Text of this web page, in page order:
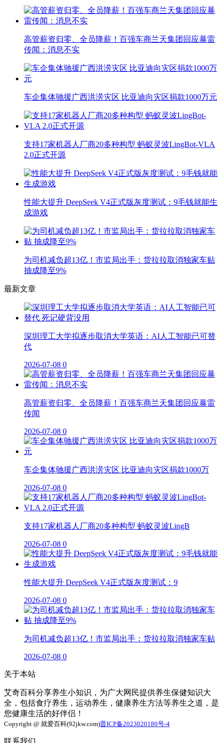
高管薪资归零、全员降薪！百强车商兰天集团回应暴雷
传闻：消息不实
车企集体驰援广西洪涝灾区 比亚迪向灾区捐款1000万元
支持17家机器人厂商20多种构型 蚂蚁灵波LingBot-VLA
2.0正式开源
性能大提升 DeepSeek V4正式版灰度测试：9毛钱就能生
成游戏
为司机减负超13亿！市监局出手：货拉拉取消独家车贴
抽成降至9%
最新文章
深圳理工大学拟逐步取消大学英语：AI人工智能已可替
代
2026-07-08 0
高管薪资归零、全员降薪！百强车商兰天集团回应暴雷
传闻
2026-07-08 0
车企集体驰援广西洪涝灾区 比亚迪向灾区捐款1000万
2026-07-08 0
支持17家机器人厂商20多种构型 蚂蚁灵波LingB
2026-07-08 0
性能大提升 DeepSeek V4正式版灰度测试：9
2026-07-08 0
为司机减负超13亿！市监局出手：货拉拉取消独家车贴
2026-07-08 0
关于本站
艾奇百科分享养生小知识，为广大网民提供养生保健知识大
全，包括食疗养生，运动养生，健康养生方法等养生之道，是
您健康生活的好伴侣！
Copyright @ 就爱百科(92jkw.com)晋ICP备2023020180号-4
联系我们